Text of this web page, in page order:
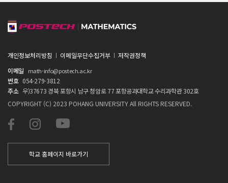
개인정보처리방침 이메일무단수집거부
저작권정책
이메일
math-info@postech.ac.kr
번호 054-279-3812
주소 우)37673 경북 포항시 남구 청암로 77 포항공과대학교 수리과학관 302호
COPYRIGHT (C) 2023 POHANG UNIVERSITY All RIGHTS RESERVED.
학교 홈페이지 바로가기